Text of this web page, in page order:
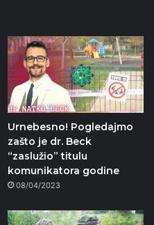
Urnebesno! Pogledajmo
zašto je dr. Beck
“zaslužio” titulu
komunikatora godine
08/04/2023